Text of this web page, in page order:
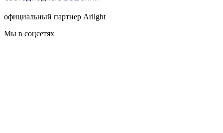
официальный партнер Arlight
Мы в соцсетях